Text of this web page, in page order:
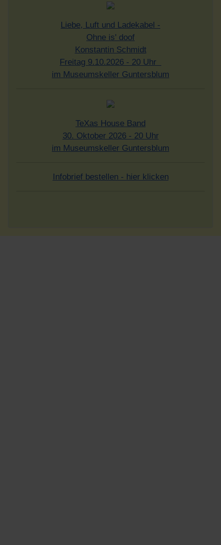
Liebe, Luft und Ladekabel -
Ohne is' doof
Konstantin Schmidt
Freitag 9.10.2026 - 20 Uhr
im Museumskeller Guntersblum
TeXas House Band
30. Oktober 2026 - 20 Uhr
im Museumskeller Guntersblum
Infobrief bestellen - hier klicken